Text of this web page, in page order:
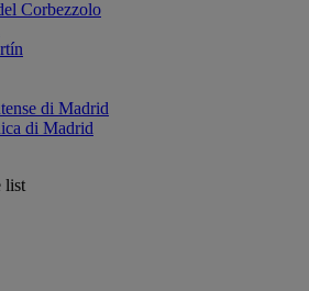
Corbezzolo
di Madrid
di Madrid
list